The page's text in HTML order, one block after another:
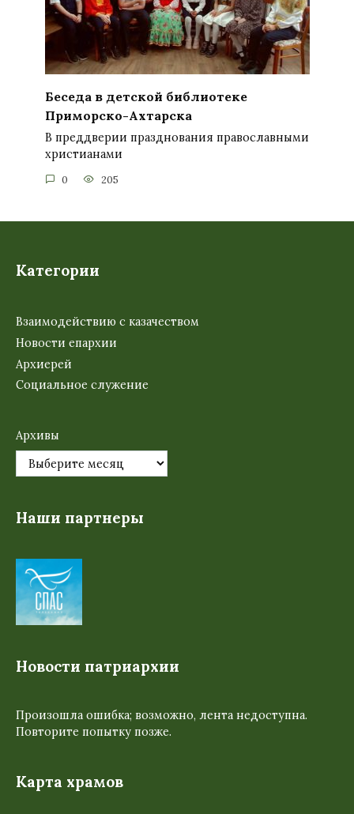
Беседа в детской библиотеке
Приморско-Ахтарска
В преддверии празднования православными
христианами
0 205
Категории
Взаимодействию с казачеством
Новости епархии
Архиерей
Социальное служение
Архивы
Наши партнеры
Новости патриархии
Произошла ошибка; возможно, лента недоступна.
Повторите попытку позже.
Карта храмов